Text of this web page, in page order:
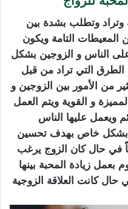
وتراد وتطلب بشدة بين
المعيطات التامة ويكون
على الناس و الزوجين بشكل
التي تراد من قبل
من الأمور بين الزوجين و
و القوية ويتم العمل
ويعمل عليها الناس
بشكل خاص بهدف تحسين
في حال كان الزوج يرغب
زيادة المحبة بينها
حال كانت العلاقة الزوجية